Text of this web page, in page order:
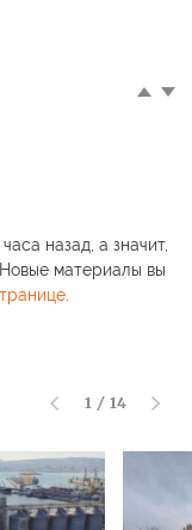
назад, а значит,
материалы вы
.
1 / 14